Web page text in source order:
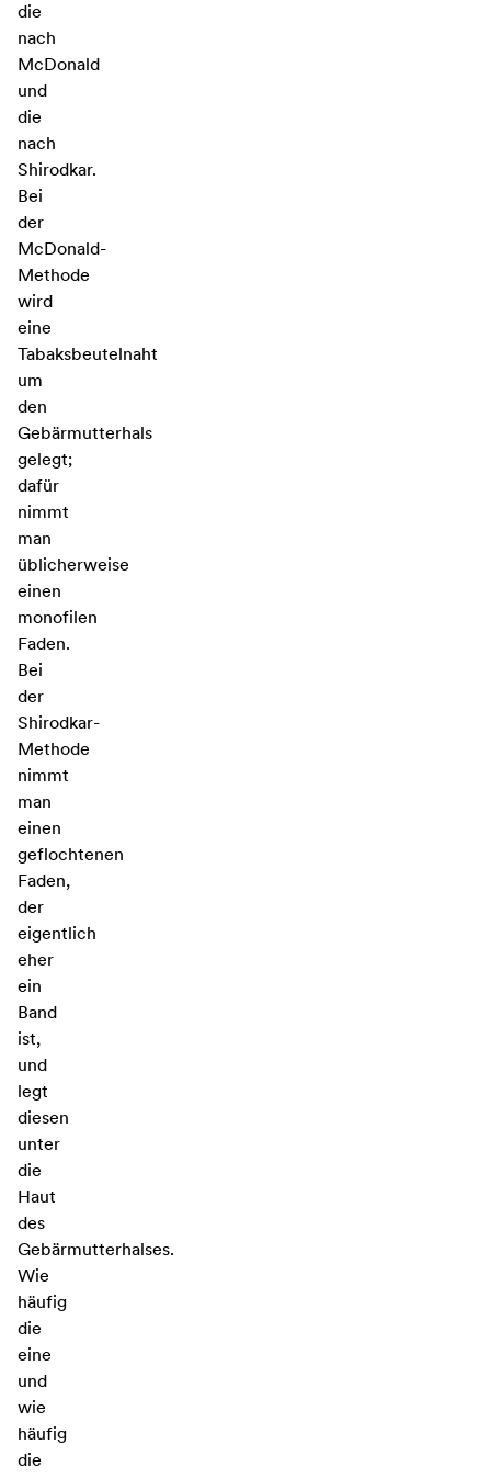
die
nach
McDonald
und
die
nach
Shirodkar.
Bei
der
McDonald-
Methode
wird
eine
Tabaksbeutelnaht
um
den
Gebärmutterhals
gelegt;
dafür
nimmt
man
üblicherweise
einen
monofilen
Faden.
Bei
der
Shirodkar-
Methode
nimmt
man
einen
geflochtenen
Faden,
der
eigentlich
eher
ein
Band
ist,
und
legt
diesen
unter
die
Haut
des
Gebärmutterhalses.
Wie
häufig
die
eine
und
wie
häufig
die